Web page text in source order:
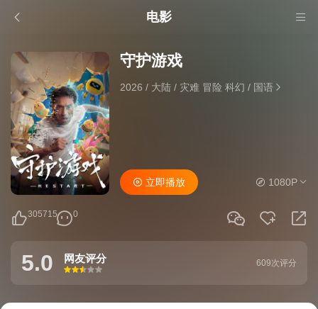
电影
守护游戏
2026 / 大陆 / 灾难 冒险 科幻/ 国语
305715 0
立即播放 1080P
5.0 网友评分
很差
较差还行推荐力荐
609次评分